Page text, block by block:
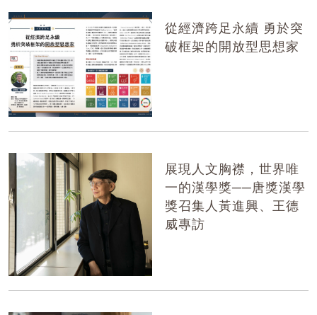
從經濟跨足永續 勇於突
破框架的開放型思想家
展現人文胸襟，世界唯
一的漢學獎──唐獎漢學
獎召集人黃進興、王德
威專訪